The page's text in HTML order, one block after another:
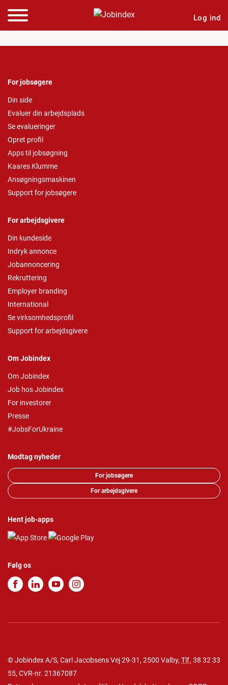
Log ind
For jobsøgere
Din side
Evaluer din arbejdsplads
Se evalueringer
Opret profil
Apps til jobsøgning
Kaares Klumme
Ansøgningsmaskinen
Support for jobsøgere
For arbejdsgivere
Din kundeside
Indryk annonce
Jobannoncering
Rekruttering
Employer branding
International
Se virksomhedsprofil
Support for arbejdsgivere
Om Jobindex
Om Jobindex
Job hos Jobindex
For investorer
Presse
#JobsForUkraine
Modtag nyheder
For jobsøgere
For arbejdsgivere
Hent job-apps
Følg os
© Jobindex A/S, Carl Jacobsens Vej 29-31, 2500 Valby, Tlf. 38 32 33
55, CVR-nr. 21367087